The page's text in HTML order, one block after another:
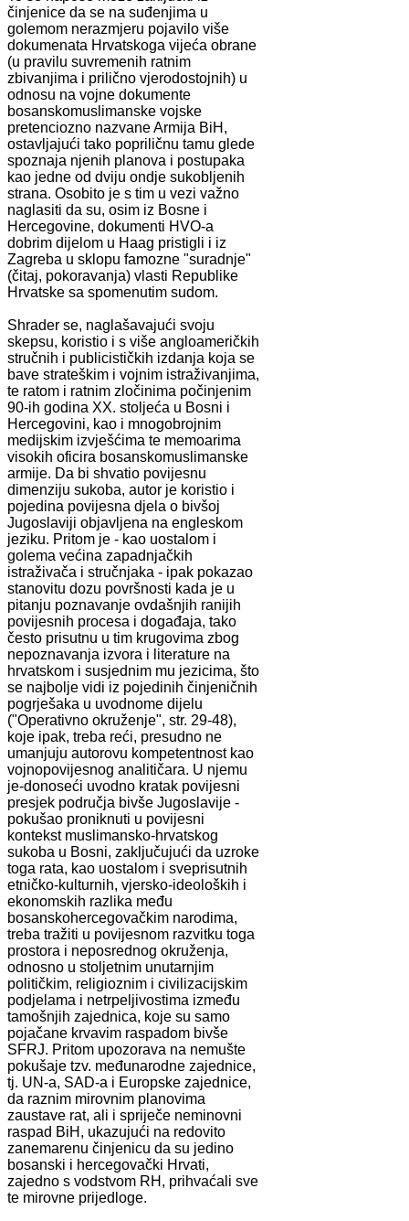
činjenice da se na suđenjima u
golemom nerazmjeru pojavilo više
dokumenata Hrvatskoga vijeća obrane
(u pravilu suvremenih ratnim
zbivanjima i prilično vjerodostojnih) u
odnosu na vojne dokumente
bosanskomuslimanske vojske
pretenciozno nazvane Armija BiH,
ostavljajući tako popriličnu tamu glede
spoznaja njenih planova i postupaka
kao jedne od dviju ondje sukobljenih
strana. Osobito je s tim u vezi važno
naglasiti da su, osim iz Bosne i
Hercegovine, dokumenti HVO-a
dobrim dijelom u Haag pristigli i iz
Zagreba u sklopu famozne "suradnje"
(čitaj, pokoravanja) vlasti Republike
Hrvatske sa spomenutim sudom.
Shrader se, naglašavajući svoju
skepsu, koristio i s više angloameričkih
stručnih i publicističkih izdanja koja se
bave strateškim i vojnim istraživanjima,
te ratom i ratnim zločinima počinjenim
90-ih godina XX. stoljeća u Bosni i
Hercegovini, kao i mnogobrojnim
medijskim izvješćima te memoarima
visokih oficira bosanskomuslimanske
armije. Da bi shvatio povijesnu
dimenziju sukoba, autor je koristio i
pojedina povijesna djela o bivšoj
Jugoslaviji objavljena na engleskom
jeziku. Pritom je - kao uostalom i
golema većina zapadnjačkih
istraživača i stručnjaka - ipak pokazao
stanovitu dozu površnosti kada je u
pitanju poznavanje ovdašnjih ranijih
povijesnih procesa i događaja, tako
često prisutnu u tim krugovima zbog
nepoznavanja izvora i literature na
hrvatskom i susjednim mu jezicima, što
se najbolje vidi iz pojedinih činjeničnih
pogrješaka u uvodnome dijelu
("Operativno okruženje", str. 29-48),
koje ipak, treba reći, presudno ne
umanjuju autorovu kompetentnost kao
vojnopovijesnog analitičara. U njemu
je-donoseći uvodno kratak povijesni
presjek područja bivše Jugoslavije -
pokušao proniknuti u povijesni
kontekst muslimansko-hrvatskog
sukoba u Bosni, zaključujući da uzroke
toga rata, kao uostalom i sveprisutnih
etničko-kulturnih, vjersko-ideoloških i
ekonomskih razlika među
bosanskohercegovačkim narodima,
treba tražiti u povijesnom razvitku toga
prostora i neposrednog okruženja,
odnosno u stoljetnim unutarnjim
političkim, religioznim i civilizacijskim
podjelama i netrpeljivostima između
tamošnjih zajednica, koje su samo
pojačane krvavim raspadom bivše
SFRJ. Pritom upozorava na nemušte
pokušaje tzv. međunarodne zajednice,
tj. UN-a, SAD-a i Europske zajednice,
da raznim mirovnim planovima
zaustave rat, ali i spriječe neminovni
raspad BiH, ukazujući na redovito
zanemarenu činjenicu da su jedino
bosanski i hercegovački Hrvati,
zajedno s vodstvom RH, prihvaćali sve
te mirovne prijedloge.